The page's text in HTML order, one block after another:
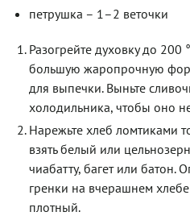
петрушка – 1–2 веточки
Разогрейте духовку до 200
большую жаропрочную
для выпечки. Выньте
холодильника, чтобы оно
Нарежьте хлеб ломтиками
взять белый или
чиабатту, багет или батон.
гренки на вчерашнем
плотный.